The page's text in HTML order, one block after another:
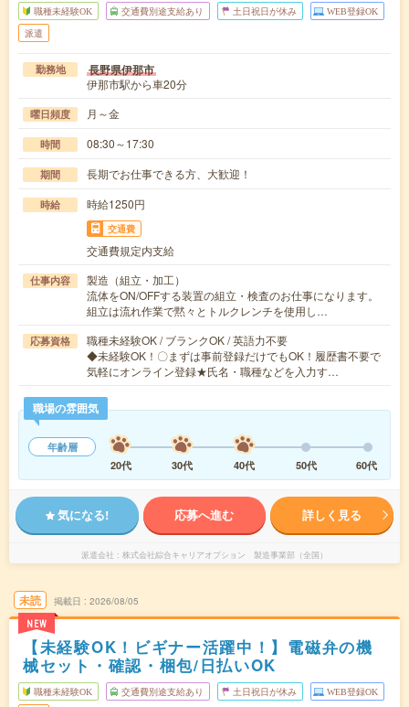
職種未経験OK 交通費別途支給あり 土日祝日が休み WEB登録OK
派遣
勤務地 長野県伊那市
伊那市駅から車20分
曜日頻度 月～金
時間 08:30～17:30
期間 長期でお仕事できる方、大歓迎！
時給 時給1250円
交通費
交通費規定内支給
仕事内容
製造（組立・加工）
流体をON/OFFする装置の組立・検査のお仕事になります。
組立は流れ作業で黙々とトルクレンチを使用し…
応募資格
職種未経験OK / ブランクOK / 英語力不要
◆未経験OK！〇まずは事前登録だけでもOK！履歴書不要で
気軽にオンライン登録★氏名・職種などを入力す…
職場の雰囲気
年齢層
20代
30代 40代 50代 60代
気になる! 応募へ進む 詳しく見る
派遣会社 株式会社綜合キャリアオプション 製造事業部（全国）
未読
NEW
掲載日 2026/08/05
【未経験OK！ビギナー活躍中！】電磁弁の機
械セット・確認・梱包/日払いOK
職種未経験OK 交通費別途支給あり 土日祝日が休み WEB登録OK